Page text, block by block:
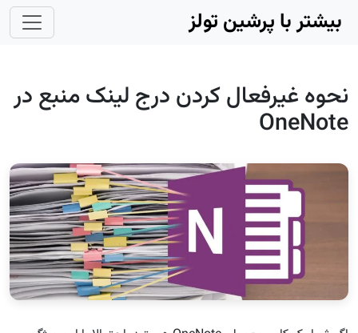
Skip to main content
بیشتر با پرشین تولز
نحوه غیرفعال کردن درج لینک منبع در
OneNote